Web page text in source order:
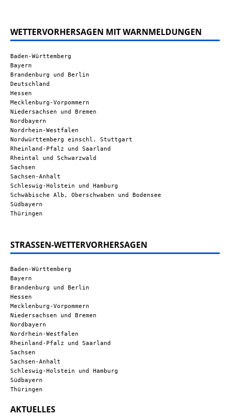
WETTERVORHERSAGEN MIT WARNMELDUNGEN
Baden-Württemberg
Bayern
Brandenburg und Berlin
Deutschland
Hessen
Mecklenburg-Vorpommern
Niedersachsen und Bremen
Nordbayern
Nordrhein-Westfalen
Nordwürttemberg einschl. Stuttgart
Rheinland-Pfalz und Saarland
Rheintal und Schwarzwald
Sachsen
Sachsen-Anhalt
Schleswig-Holstein und Hamburg
Schwäbische Alb, Oberschwaben und Bodensee
Südbayern
Thüringen
STRASSEN-WETTERVORHERSAGEN
Baden-Württemberg
Bayern
Brandenburg und Berlin
Hessen
Mecklenburg-Vorpommern
Niedersachsen und Bremen
Nordbayern
Nordrhein-Westfalen
Rheinland-Pfalz und Saarland
Sachsen
Sachsen-Anhalt
Schleswig-Holstein und Hamburg
Südbayern
Thüringen
AKTUELLES